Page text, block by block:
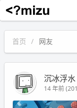
沉冰浮水
首页 网友
沉冰浮水
14 年前